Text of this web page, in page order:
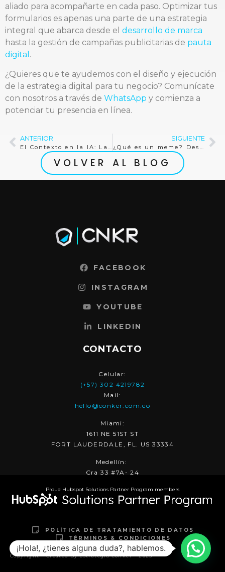
aliado para acompañarte en cada paso. Optimizar tus
formularios es apenas una parte de una estrategia
integral que abarca desde el desarrollo de marca
hasta la gestión de campañas publicitarias de pauta
digital .
¿Quieres que te ayudemos con el diseño y ejecución
de la estrategia digital para tu negocio? Comunícate
con nosotros a través de WhatsApp y comienza a
potenciar tu presencia en línea.
ANTERIOR
El Contexto en la IA: La Clave para el Éxito en Ventas y Marketing
SIGUIENTE
¿Qué es un meme? Descubre su historia y los más impactantes de internet
VOLVER AL BLOG
FACEBOOK
INSTAGRAM
YOUTUBE
LINKEDIN
CONTACTO
Celular:
(+57) 302 4219782
Mail:
hello@conker.com.co
Miami:
1611 NE 51ST ST
FORT LAUDERDALE, FL. US 33334
Medellín:
Cra 33 #7A- 24
Proud Hubspot Solutions Partner Program members
POLÍTICA DE TRATAMIENTO DE DATOS
TÉRMINOS & CONDICIONES
Copyright – Created By Estrategia Conker – 2025
¡Hola!, ¿tienes alguna duda?, hablemos.